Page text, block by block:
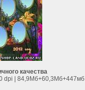
качества
dpi | 84,9Мб+60,3Мб+447мб